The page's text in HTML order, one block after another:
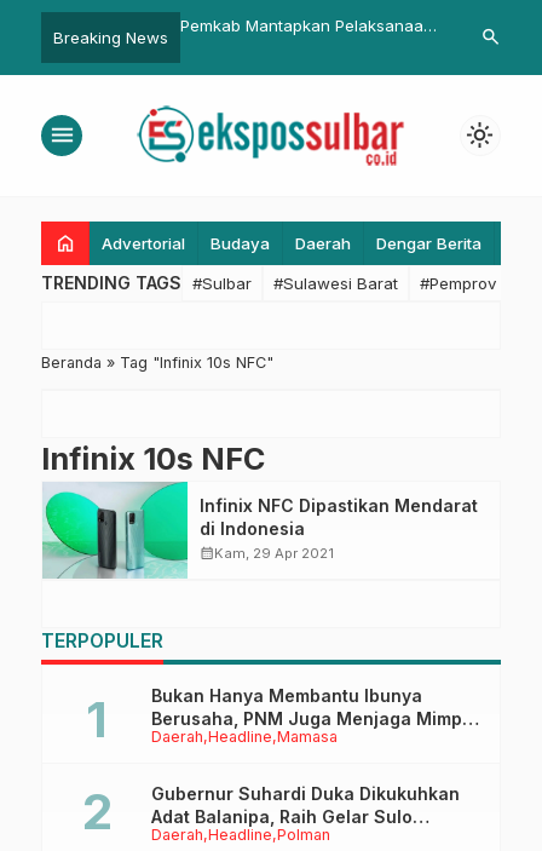
Breaking News
Pemkab Mantapkan Pelaksanaan
HUT Pasangkayu
Wabup Pasangkayu Warning OPD
search
menu light_mode
home Advertorial Budaya Daerah Dengar Berita
TRENDING TAGS #Sulbar #Sulawesi Barat #Pemprov
Beranda » Tag "Infinix 10s NFC"
Infinix 10s NFC
Infinix NFC Dipastikan Mendarat
di Indonesia
calendar_monthKam, 29 Apr 2021
TERPOPULER
Daerah Headline Mamasa
Bukan Hanya Membantu Ibunya
Berusaha, PNM Juga Menjaga Mimpi
Anaknya Untuk Menggapai Cita-Cita
Daerah Headline Polman
Gubernur Suhardi Duka Dikukuhkan
Adat Balanipa, Raih Gelar Sulo
Tappidena